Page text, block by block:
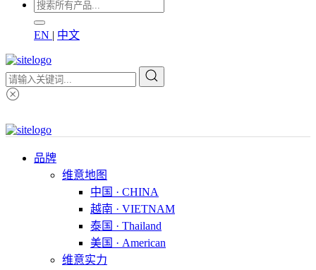
EN | 中文
品牌
维意地图
中国 · CHINA
越南 · VIETNAM
泰国 · Thailand
美国 · American
维意实力